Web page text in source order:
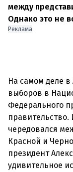
между
Однако это не
Реклама
На самом деле
выборов в
Федерального
правительство.
чередовался
Красной и
президент
удивительное